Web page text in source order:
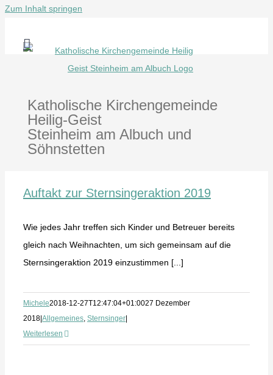
Zum Inhalt springen
Katholische Kirchengemeinde
Heilig-Geist
Steinheim am Albuch und
Söhnstetten
Auftakt zur Sternsingeraktion 2019
Wie jedes Jahr treffen sich Kinder und Betreuer bereits
gleich nach Weihnachten, um sich gemeinsam auf die
Sternsingeraktion 2019 einzustimmen [...]
Michele2018-12-27T12:47:04+01:0027 Dezember
2018 Allgemeines, Sternsinger
Weiterlesen